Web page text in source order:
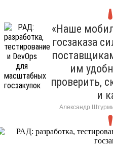
«Наше
госзаказа
им
проверить,
и
Александр